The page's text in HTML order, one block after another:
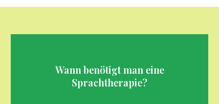
Wann benötigt man eine
Sprachtherapie?